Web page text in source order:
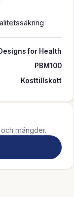
for Health
PBM100
Kosttillskott
mängder.